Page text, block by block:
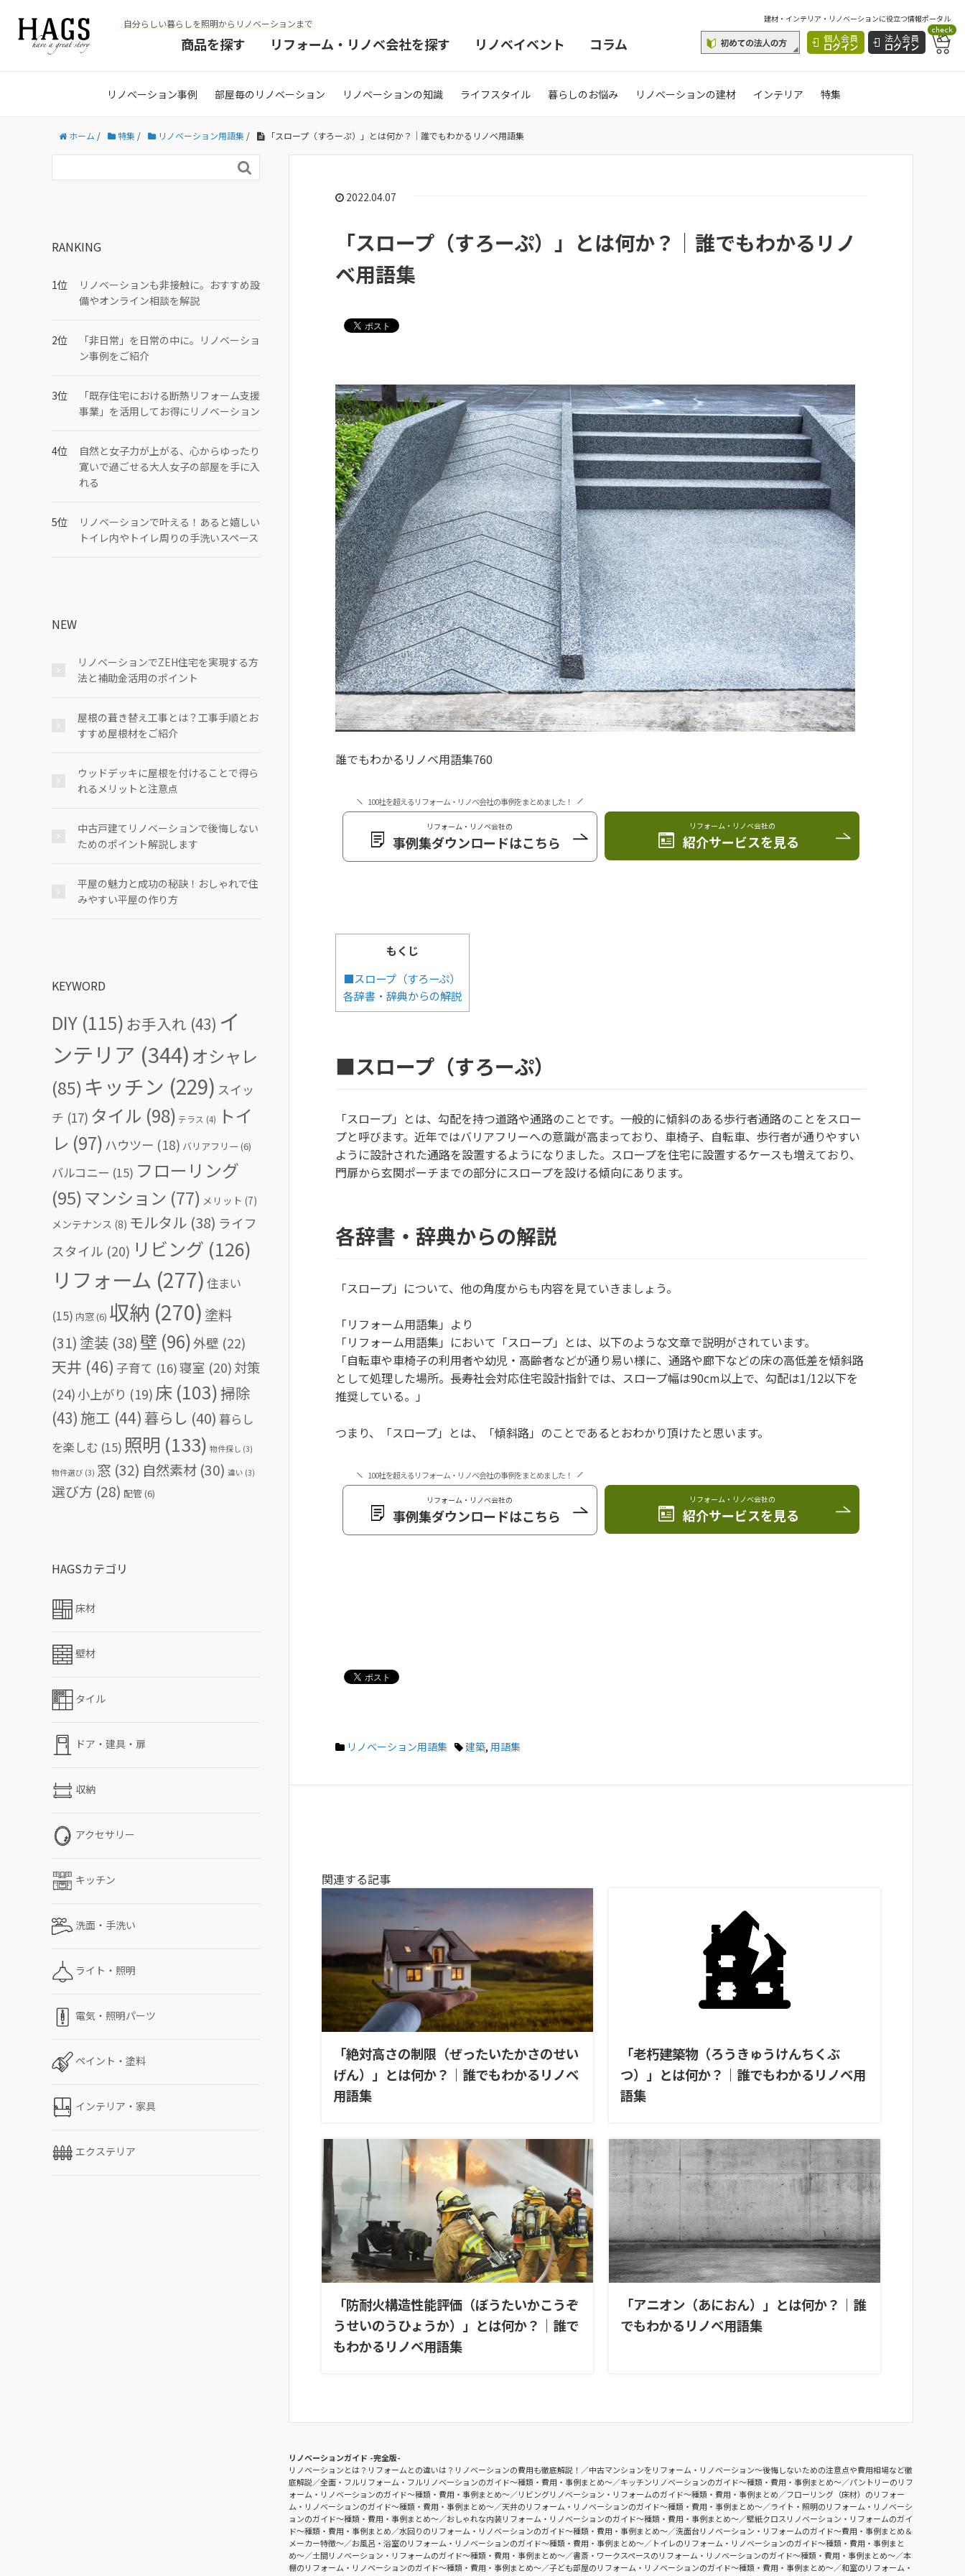
自分らしい暮らしを照明からリノベーションまで
商品を探す リフォーム・リノベ会社を探す リノベイベント コラム
建材・インテリア・リノベーションに役立つ情報ポータル
個人会員
ログイン
法人会員
ログイン
check
リノベーション事例 部屋毎のリノベーション リノベーションの知識 ライフスタイル 暮らしのお悩み リノベーションの建材 インテリア 特集
ホーム / 特集 / リノベーション用語集 / 「スロープ（すろーぷ）」とは何か？｜誰でもわかるリノベ用語集
2022.04.07
「スロープ（すろーぷ）」とは何か？｜誰でもわかるリノ
ベ用語集
誰でもわかるリノベ用語集760
100社を超えるリフォーム・リノベ会社の事例をまとめました！
リフォーム・リノベ会社の
事例集ダウンロードはこちら
リフォーム・リノベ会社の
紹介サービスを見る
もくじ
■スロープ（すろーぷ）
各辞書・辞典からの解説
■スロープ（すろーぷ）
「スロープ」とは、勾配を持つ道路や通路のことです。一般的に傾斜のある歩行者通路のことをスロー
プと呼びます。近年ではバリアフリーへの意識が高まっており、車椅子、自転車、歩行者が通りやすい
ように設計された通路を設置するようになりました。スロープを住宅に設置するケースも増えており、
門扉から玄関ポーチまでの部分にスロープを設ける傾向にあります。
各辞書・辞典からの解説
「スロープ」について、他の角度からも内容を見ていきましょう。
「リフォーム用語集」より
「リフォーム用語集」において「スロープ」とは、以下のような文章で説明がされています。
「自転車や車椅子の利用者や幼児・高齢者などが通り易い様に、通路や廊下などの床の高低差を傾斜路
として処理した場所。長寿社会対応住宅設計指針では、スロープ幅は90cm以上で、勾配は1/12以下を
推奨している。」
つまり、「スロープ」とは、「傾斜路」のことであるとおわかり頂けたと思います。
100社を超えるリフォーム・リノベ会社の事例をまとめました！
リフォーム・リノベ会社の
事例集ダウンロードはこちら
リフォーム・リノベ会社の
紹介サービスを見る
リノベーション用語集 建築, 用語集
関連する記事
「絶対高さの制限（ぜったいたかさのせい
げん）」とは何か？｜誰でもわかるリノベ
用語集
「老朽建築物（ろうきゅうけんちくぶ
つ）」とは何か？｜誰でもわかるリノベ用
語集
「防耐火構造性能評価（ぼうたいかこうぞ
うせいのうひょうか）」とは何か？｜誰で
もわかるリノベ用語集
「アニオン（あにおん）」とは何か？｜誰
でもわかるリノベ用語集
リノベーションガイド -完全版-
リノベーションとは？リフォームとの違いは？リノベーションの費用も徹底解説！
中古マンションをリフォーム・リノベーション〜後悔しないための注意点や費用相場など徹
底解説
全面・フルリフォーム・フルリノベーションのガイド〜種類・費用・事例まとめ〜 キッチンリノベーションのガイド〜種類・費用・事例まとめ〜
パントリーのリフ
ォーム・リノベーションのガイド〜種類・費用・事例まとめ〜
リビングリノベーション・リフォームのガイド〜種類・費用・事例まとめ
フローリング（床材）のリフォー
ム・リノベーションのガイド〜種類・費用・事例まとめ〜
天井のリフォーム・リノベーションのガイド〜種類・費用・事例まとめ〜
ライト・照明のリフォーム・リノベーシ
ョンのガイド〜種類・費用・事例まとめ〜
おしゃれな内装リフォーム・リノベーションのガイド〜種類・費用・事例まとめ〜
壁紙クロスリノベーション・リフォームのガイ
ド〜種類・費用・事例まとめ
水回りのリフォーム・リノベーションのガイド〜種類・費用・事例まとめ〜
洗面台リノベーション・リフォームのガイド〜費用・事例まとめ＆
メーカー特徴〜
お風呂・浴室のリフォーム・リノベーションのガイド〜種類・費用・事例まとめ〜
トイレのリフォーム・リノベーションのガイド〜種類・費用・事例まと
め〜
土間リノベーション・リフォームのガイド〜種類・費用・事例まとめ〜 書斎・ワークスペースのリフォーム・リノベーションのガイド〜種類・費用・事例まとめ〜
本
棚のリフォーム・リノベーションのガイド〜種類・費用・事例まとめ〜
子ども部屋のリフォーム・リノベーションのガイド〜種類・費用・事例まとめ〜
和室のリフォーム・

RANKING
リノベーションも非接触に。おすすめ設
備やオンライン相談を解説
「非日常」を日常の中に。リノベーショ
ン事例をご紹介
「既存住宅における断熱リフォーム支援
事業」を活用してお得にリノベーション
自然と女子力が上がる、心からゆったり
寛いで過ごせる大人女子の部屋を手に入
れる
リノベーションで叶える！あると嬉しい
トイレ内やトイレ周りの手洗いスペース
NEW
リノベーションでZEH住宅を実現する方
法と補助金活用のポイント
屋根の葺き替え工事とは？工事手順とお
すすめ屋根材をご紹介
ウッドデッキに屋根を付けることで得ら
れるメリットと注意点
中古戸建てリノベーションで後悔しない
ためのポイント解説します
平屋の魅力と成功の秘訣！おしゃれで住
みやすい平屋の作り方
KEYWORD
DIY (115) お手入れ (43) イ
ンテリア (344) オシャレ
(85) キッチン (229) スイッ
チ (17) タイル (98) テラス (4)
トイ
レ (97) ハウツー (18) バリアフリー (6)
バルコニー (15) フローリング
(95)マンション (77) メリット (7)
メンテナンス (8) モルタル (38) ライフ
スタイル (20) リビング (126)
リフォーム (277) 住まい
(15) 内窓(6) 収納 (270) 塗料
(31) 塗装 (38) 壁 (96)外壁 (22)
天井 (46) 子育て (16)寝室 (20) 対策
(24)小上がり (19) 床 (103)掃除
(43) 施工 (44) 暮らし (40) 暮らし
を楽しむ (15) 照明 (133) 物件探し (3)
物件選び (3) 窓 (32) 自然素材 (30) 違い (3)
選び方 (28) 配管(6)
HAGSカテゴリ
床材
壁材
タイル
ドア・建具・扉
収納
アクセサリー
キッチン
洗面・手洗い
ライト・照明
電気・照明パーツ
ペイント・塗料
インテリア・家具
エクステリア